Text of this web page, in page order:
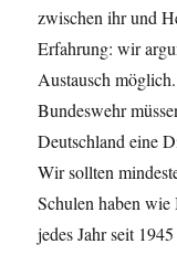
zwischen ihr und
Erfahrung: wir
Austausch
Bundeswehr
Deutschland eine
Wir sollten
Schulen haben
jedes Jahr seit